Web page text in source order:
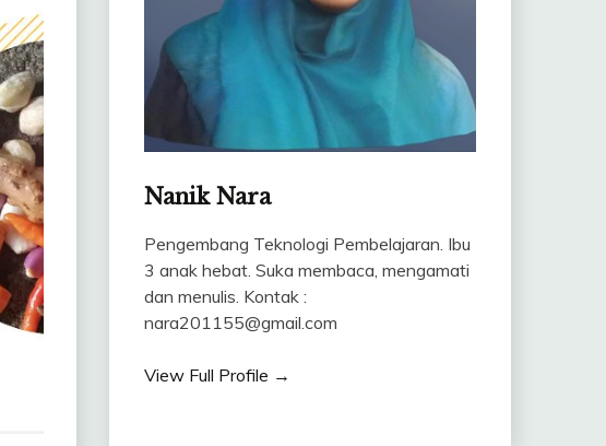
Nanik Nara
Pengembang Teknologi Pembelajaran. Ibu
3 anak hebat. Suka membaca, mengamati
dan menulis. Kontak :
nara201155@gmail.com
View Full Profile →